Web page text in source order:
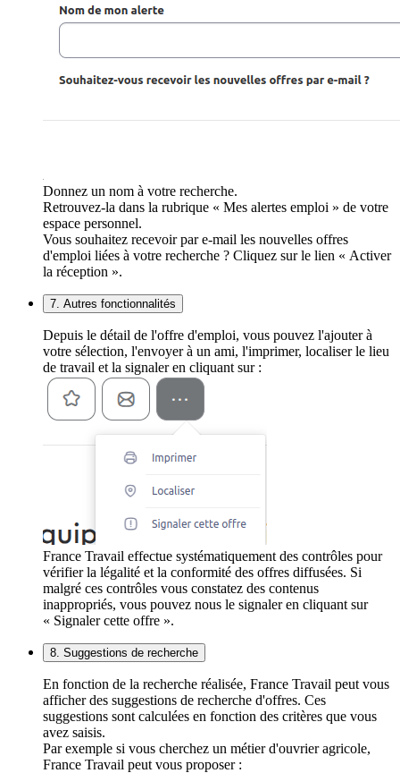
Donnez un nom à votre recherche.
Retrouvez-la dans la rubrique « Mes alertes emploi » de votre
espace personnel.
Vous souhaitez recevoir par e-mail les nouvelles offres
d'emploi liées à votre recherche ? Cliquez sur le lien « Activer
la réception ».
7. Autres fonctionnalités
Depuis le détail de l'offre d'emploi, vous pouvez l'ajouter à
votre sélection, l'envoyer à un ami, l'imprimer, localiser le lieu
de travail et la signaler en cliquant sur :
France Travail effectue systématiquement des contrôles pour
vérifier la légalité et la conformité des offres diffusées. Si
malgré ces contrôles vous constatez des contenus
inappropriés, vous pouvez nous le signaler en cliquant sur
« Signaler cette offre ».
8. Suggestions de recherche
En fonction de la recherche réalisée, France Travail peut vous
afficher des suggestions de recherche d'offres. Ces
suggestions sont calculées en fonction des critères que vous
avez saisis.
Par exemple si vous cherchez un métier d'ouvrier agricole,
France Travail peut vous proposer :